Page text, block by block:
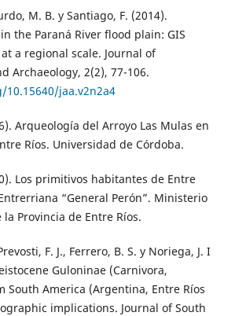
M. B. y Santiago, F. (2014).
the Paraná River flood plain: GIS
a regional scale. Journal of
Archaeology, 2(2), 77-106.
jaa.v2n2a4
Arqueología del Arroyo Las Mulas en
Ríos. Universidad de Córdoba.
Los primitivos habitantes de Entre
“General Perón”. Ministerio
Provincia de Entre Ríos.
F. J., Ferrero, B. S. y Noriega, J. I
Guloninae (Carnivora,
South America (Argentina, Entre Ríos
implications. Journal of South